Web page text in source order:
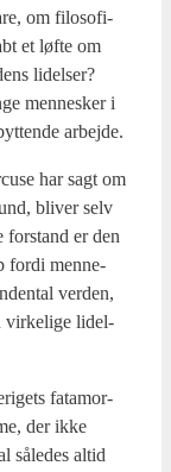
om filo­so­fi­
et løf­te om
lidel­ser?
men­ne­sker i
arbej­de.
har sagt om
bli­ver selv
for­stand er den
for­di men­ne­
ver­den,
vir­ke­li­ge lidel­
fata­mor­
der ikke
såle­des altid